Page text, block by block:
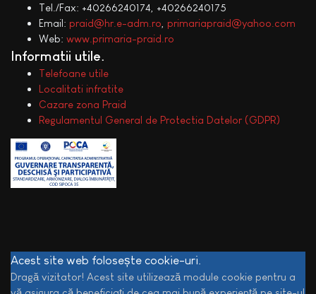
Tel./Fax: +40266240174, +40266240175
Email: praid@hr.e-adm.ro primariapraid@yahoo.com
Web: www.primaria-praid.ro
Informatii utile
Telefoane utile
Localitati infratite
Cazare zona Praid
Regulamentul General de Protectia Datelor (GDPR)
Acest site web folosește cookie-uri.
Dragă vizitator! Acest site utilizează module cookie pentru a